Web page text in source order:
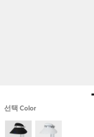
선택 Color